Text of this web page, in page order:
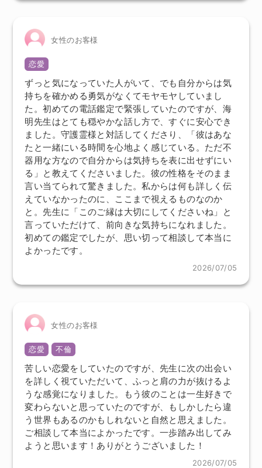
女性のお客様
恋愛
ずっと気になっていた人がいて、でも自分からは気
持ちを確かめる勇気がなくてモヤモヤしていまし
た。初めての電話鑑定で緊張していたのですが、海
明先生はとても穏やかな話し方で、すぐに安心でき
ました。守護霊様と対話してくださり、「彼はあな
たと一緒にいる時間を心地よく感じている。ただ不
器用な方なので自分からは気持ちを表に出せずにい
る」と教えてくださいました。彼の性格をそのまま
言い当てられて驚きました。私からは何も詳しく伝
えていなかったのに、ここまで視えるものなのか
と。先生に「このご縁は大切にしてくださいね」と
言っていただけて、前向きな気持ちになれました。
初めての鑑定でしたが、思い切って相談して本当に
よかったです。
2026/07/05
女性のお客様
恋愛 不倫
苦しい恋愛をしていたのですが、先生に次の出会い
を詳しく視ていただいて、ふっと肩の力が抜けるよ
うな感覚になりました。もう彼のことは一生好きで
変わらないと思っていたのですが、もしかしたら違
う世界もあるのかもしれないと自然と思えました。
ご相談して本当によかったです。一歩踏み出してみ
ようと思います！ありがとうございました！
2026/07/05